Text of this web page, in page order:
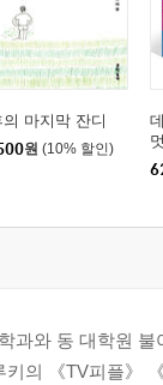
의 마지막 잔디
원 (10% 할인)
과와 동 대학원
의 《TV피플》